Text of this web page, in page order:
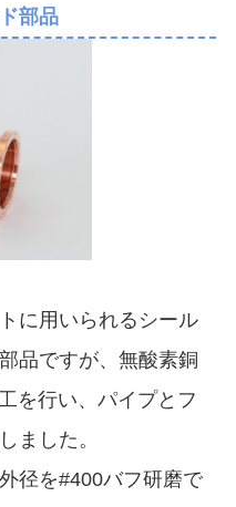
部品
に用いられるシール
品ですが、無酸素銅
を行い、パイプとフ
ました。
径を#400バフ研磨で